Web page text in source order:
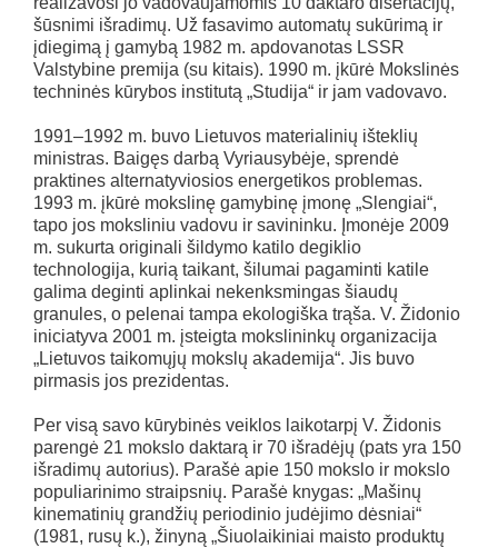
šūsnimi išradimų. Už fasavimo automatų sukūrimą ir
įdiegimą į gamybą 1982 m. apdovanotas LSSR
Valstybine premija (su kitais). 1990 m. įkūrė Mokslinės
techninės kūrybos institutą „Studija“ ir jam vadovavo.
1991–1992 m. buvo Lietuvos materialinių išteklių
ministras. Baigęs darbą Vyriausybėje, sprendė
praktines alternatyviosios energetikos problemas.
1993 m. įkūrė mokslinę gamybinę įmonę „Slengiai“,
tapo jos moksliniu vadovu ir savininku. Įmonėje 2009
m. sukurta originali šildymo katilo degiklio
technologija, kurią taikant, šilumai pagaminti katile
galima deginti aplinkai nekenksmingas šiaudų
granules, o pelenai tampa ekologiška trąša. V. Židonio
iniciatyva 2001 m. įsteigta mokslininkų organizacija
„Lietuvos taikomųjų mokslų akademija“. Jis buvo
pirmasis jos prezidentas.
Per visą savo kūrybinės veiklos laikotarpį V. Židonis
parengė 21 mokslo daktarą ir 70 išradėjų (pats yra 150
išradimų autorius). Parašė apie 150 mokslo ir mokslo
populiarinimo straipsnių. Parašė knygas: „Mašinų
kinematinių grandžių periodinio judėjimo dėsniai“
(1981, rusų k.), žinyną „Šiuolaikiniai maisto produktų